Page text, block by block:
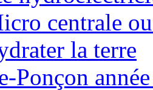
centrale
la terre
Ponçon